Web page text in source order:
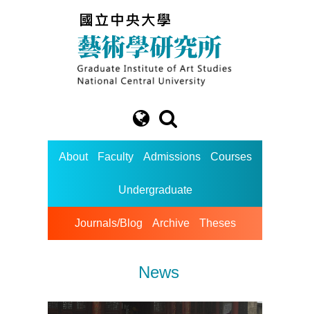
About Faculty Admissions Courses
Undergraduate
Journals/Blog Archive Theses
News